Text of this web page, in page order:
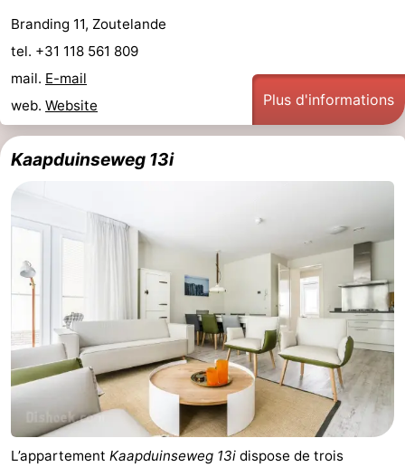
Branding 11, Zoutelande
tel. +31 118 561 809
mail. E-mail
web. Website Plus d'informations
Kaapduinseweg 13i
L’appartement Kaapduinseweg 13i dispose de trois